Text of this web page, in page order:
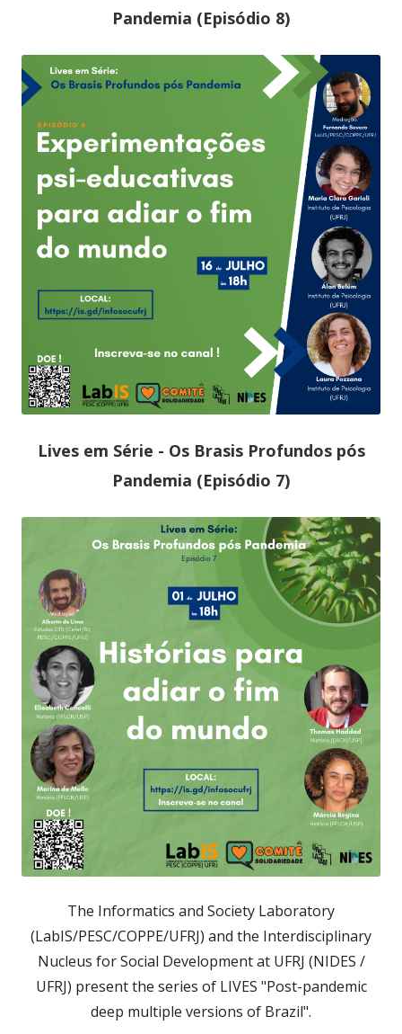
Pandemia (Episódio 8)
Lives em Série - Os Brasis Profundos pós
Pandemia (Episódio 7)
The Informatics and Society Laboratory
(LabIS/PESC/COPPE/UFRJ) and the Interdisciplinary
Nucleus for Social Development at UFRJ (NIDES /
UFRJ) present the series of LIVES "Post-pandemic
deep multiple versions of Brazil".